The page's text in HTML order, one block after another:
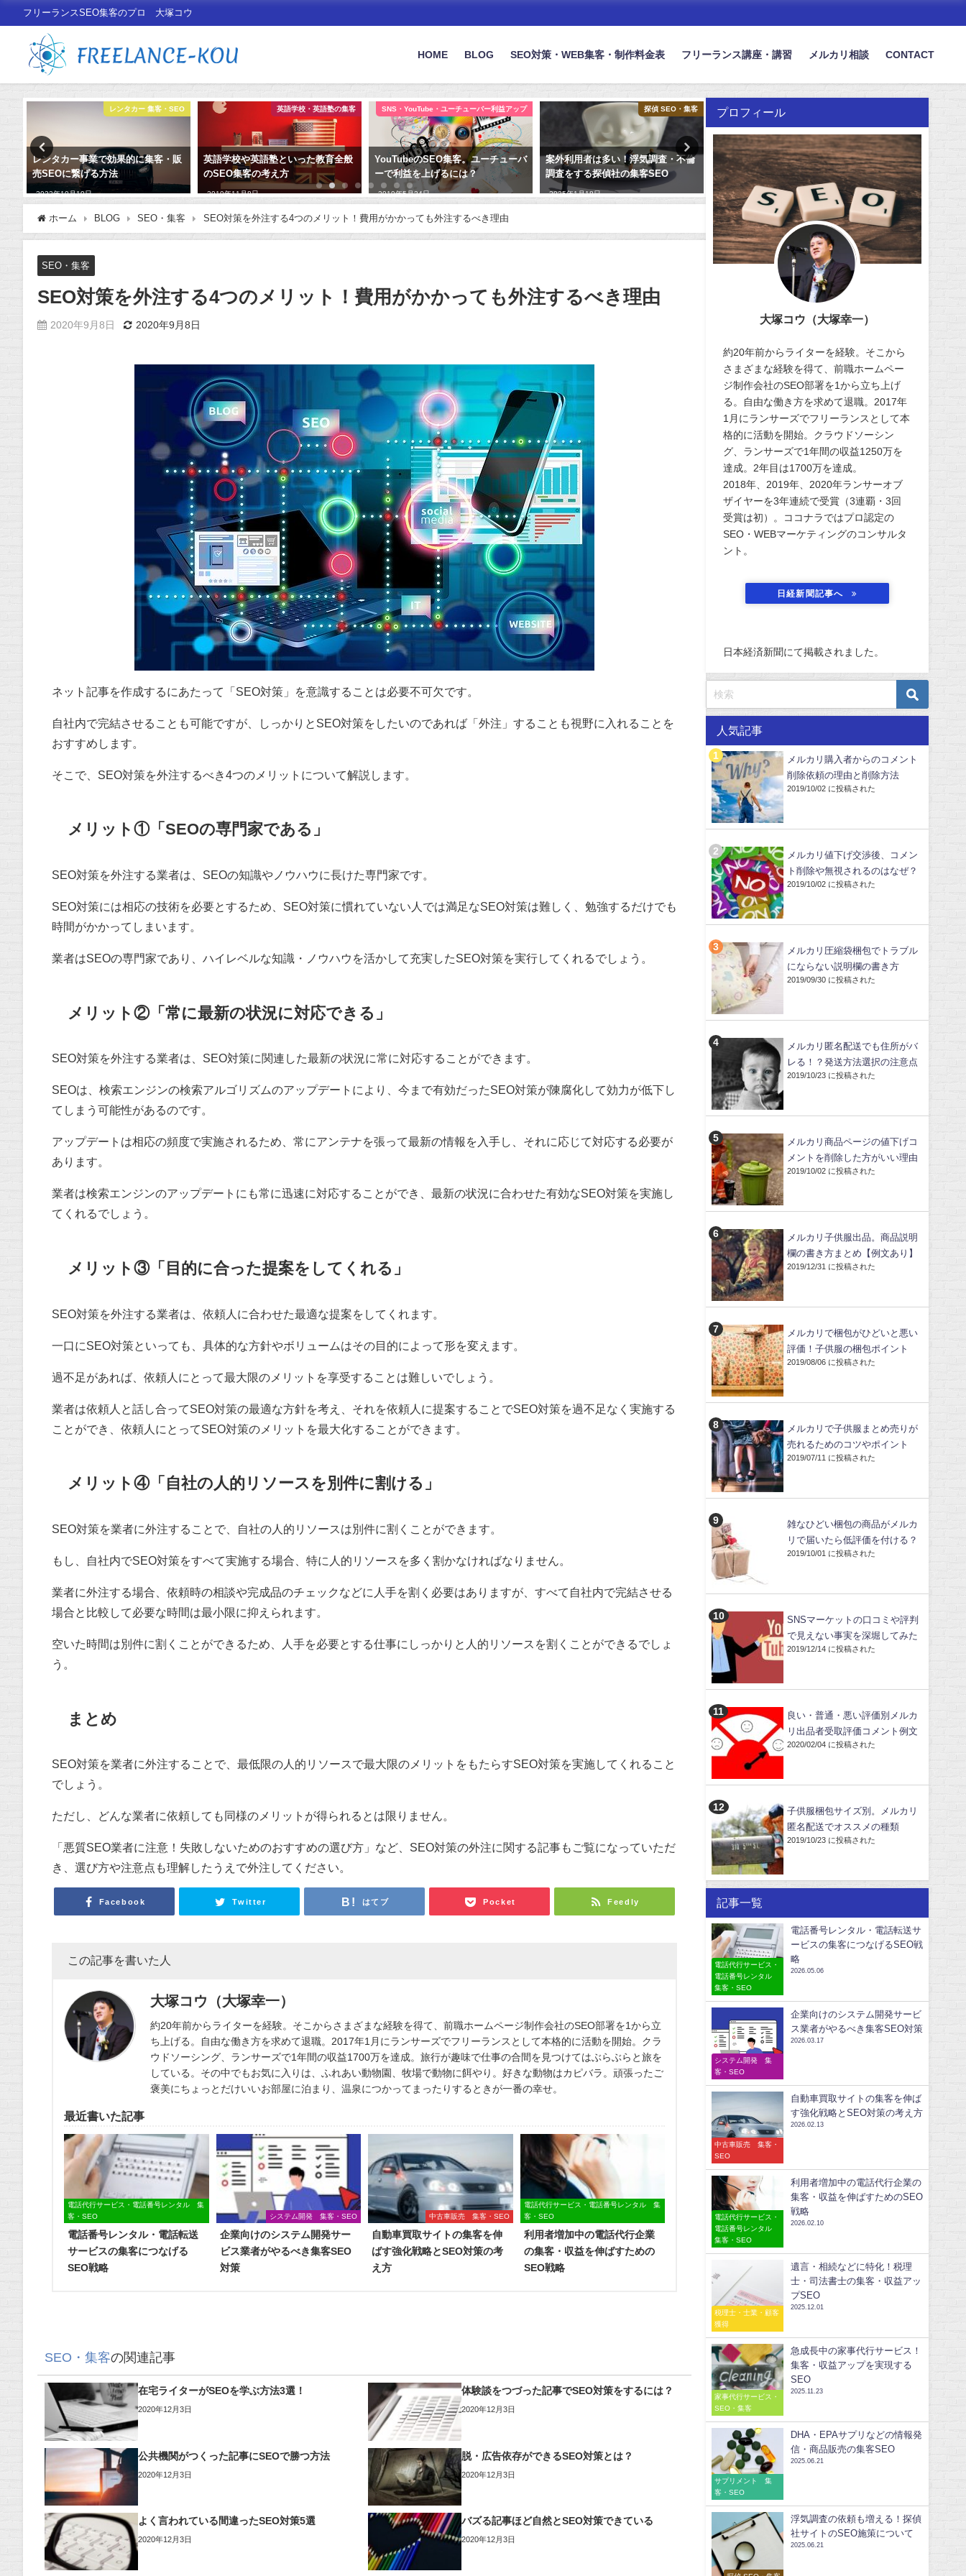
フリーランスSEO集客のプロ 大塚コウ
HOME BLOG SEO対策・WEB集客・制作料金表 フリーランス講座・講習 メルカリ相談 CONTACT
レンタカー 集客・SEO
レンタカー事業で効果的に集客・販
売SEOに繋げる方法
2022年10月10日
英語学校・英語塾の集客
英語学校や英語塾といった教育全般
のSEO集客の考え方
2019年11月8日
SNS・YouTube・ユーチューバー利益アップ
YouTubeのSEO集客。ユーチューバ
ーで利益を上げるには？
2019年5月24日
探偵 SEO・集客
案外利用者は多い！浮気調査・不倫
調査をする探偵社の集客SEO
2025年1月18日
医療機器（ブルーラジカル） 集客・SEO
あたらしいテクノロジーを販売する
医療機器の販売集客・SEO
2025年1月18日
企業成長を加速さ
グ会社の集客につ
2024年12月7日
ホーム BLOG SEO・集客 SEO対策を外注する4つのメリット！費用がかかっても外注するべき理由
SEO・集客
SEO対策を外注する4つのメリット！費用がかかっても外注するべき理由
2020年9月8日 2020年9月8日
ネット記事を作成するにあたって「SEO対策」を意識することは必要不可欠です。
自社内で完結させることも可能ですが、しっかりとSEO対策をしたいのであれば「外注」することも視野に入れることを
おすすめします。
そこで、SEO対策を外注するべき4つのメリットについて解説します。
メリット①「SEOの専門家である」
SEO対策を外注する業者は、SEOの知識やノウハウに長けた専門家です。
SEO対策には相応の技術を必要とするため、SEO対策に慣れていない人では満足なSEO対策は難しく、勉強するだけでも
時間がかかってしまいます。
業者はSEOの専門家であり、ハイレベルな知識・ノウハウを活かして充実したSEO対策を実行してくれるでしょう。
メリット②「常に最新の状況に対応できる」
SEO対策を外注する業者は、SEO対策に関連した最新の状況に常に対応することができます。
SEOは、検索エンジンの検索アルゴリズムのアップデートにより、今まで有効だったSEO対策が陳腐化して効力が低下し
てしまう可能性があるのです。
アップデートは相応の頻度で実施されるため、常にアンテナを張って最新の情報を入手し、それに応じて対応する必要が
あります。
業者は検索エンジンのアップデートにも常に迅速に対応することができ、最新の状況に合わせた有効なSEO対策を実施し
てくれるでしょう。
メリット③「目的に合った提案をしてくれる」
SEO対策を外注する業者は、依頼人に合わせた最適な提案をしてくれます。
一口にSEO対策といっても、具体的な方針やボリュームはその目的によって形を変えます。
過不足があれば、依頼人にとって最大限のメリットを享受することは難しいでしょう。
業者は依頼人と話し合ってSEO対策の最適な方針を考え、それを依頼人に提案することでSEO対策を過不足なく実施する
ことができ、依頼人にとってSEO対策のメリットを最大化することができます。
メリット④「自社の人的リソースを別件に割ける」
SEO対策を業者に外注することで、自社の人的リソースは別件に割くことができます。
もし、自社内でSEO対策をすべて実施する場合、特に人的リソースを多く割かなければなりません。
業者に外注する場合、依頼時の相談や完成品のチェックなどに人手を割く必要はありますが、すべて自社内で完結させる
場合と比較して必要な時間は最小限に抑えられます。
空いた時間は別件に割くことができるため、人手を必要とする仕事にしっかりと人的リソースを割くことができるでしょ
う。
まとめ
SEO対策を業者に外注することで、最低限の人的リソースで最大限のメリットをもたらすSEO対策を実施してくれること
でしょう。
ただし、どんな業者に依頼しても同様のメリットが得られるとは限りません。
「悪質SEO業者に注意！失敗しないためのおすすめの選び方」など、SEO対策の外注に関する記事もご覧になっていただ
き、選び方や注意点も理解したうえで外注してください。
Facebook Twitter はてブ Pocket Feedly
この記事を書いた人
大塚コウ（大塚幸一）
約20年前からライターを経験。そこからさまざまな経験を得て、前職ホームページ制作会社のSEO部署を1から立
ち上げる。自由な働き方を求めて退職。2017年1月にランサーズでフリーランスとして本格的に活動を開始。クラ
ウドソーシング、ランサーズで1年間の収益1700万を達成。旅行が趣味で仕事の合間を見つけてはぶらぶらと旅を
している。その中でもお気に入りは、ふれあい動物園、牧場で動物に餌やり。好きな動物はカピバラ。頑張ったご
褒美にちょっとだけいいお部屋に泊まり、温泉につかってまったりするときが一番の幸せ。
最近書いた記事
電話代行サービス・電話番号レンタル 集
客・SEO
電話番号レンタル・電話転送
サービスの集客につなげる
SEO戦略
システム開発 集客・SEO
企業向けのシステム開発サー
ビス業者がやるべき集客SEO
対策
中古車販売 集客・SEO
自動車買取サイトの集客を伸
ばす強化戦略とSEO対策の考
え方
電話代行サービス・電話番号レンタル 集
客・SEO
利用者増加中の電話代行企業
の集客・収益を伸ばすための
SEO戦略
SEO・集客の関連記事
在宅ライターがSEOを学ぶ方法3選！
2020年12月3日
体験談をつづった記事でSEO対策をするには？
2020年12月3日
公共機関がつくった記事にSEOで勝つ方法
2020年12月3日
脱・広告依存ができるSEO対策とは？
2020年12月3日
よく言われている間違ったSEO対策5選
2020年12月3日
バズる記事ほど自然とSEO対策できている
2020年12月3日
プロフィール
大塚コウ（大塚幸一）
約20年前からライターを経験。そこから
さまざまな経験を得て、前職ホームペー
ジ制作会社のSEO部署を1から立ち上げ
る。自由な働き方を求めて退職。2017年
1月にランサーズでフリーランスとして本
格的に活動を開始。クラウドソーシン
グ、ランサーズで1年間の収益1250万を
達成。2年目は1700万を達成。
2018年、2019年、2020年ランサーオブ
ザイヤーを3年連続で受賞（3連覇・3回
受賞は初）。ココナラではプロ認定の
SEO・WEBマーケティングのコンサルタ
ント。
日経新聞記事へ
日本経済新聞にて掲載されました。
人気記事
メルカリ購入者からのコメント
削除依頼の理由と削除方法
2019/10/02 に投稿された
メルカリ値下げ交渉後、コメン
ト削除や無視されるのはなぜ？
2019/10/02 に投稿された
メルカリ圧縮袋梱包でトラブル
にならない説明欄の書き方
2019/09/30 に投稿された
メルカリ匿名配送でも住所がバ
レる！？発送方法選択の注意点
2019/10/23 に投稿された
メルカリ商品ページの値下げコ
メントを削除した方がいい理由
2019/10/02 に投稿された
メルカリ子供服出品。商品説明
欄の書き方まとめ【例文あり】
2019/12/31 に投稿された
メルカリで梱包がひどいと悪い
評価！子供服の梱包ポイント
2019/08/06 に投稿された
メルカリで子供服まとめ売りが
売れるためのコツやポイント
2019/07/11 に投稿された
雑なひどい梱包の商品がメルカ
リで届いたら低評価を付ける？
2019/10/01 に投稿された
SNSマーケットの口コミや評判
で見えない事実を深堀してみた
2019/12/14 に投稿された
良い・普通・悪い評価別メルカ
リ出品者受取評価コメント例文
2020/02/04 に投稿された
子供服梱包サイズ別。メルカリ
匿名配送でオススメの種類
2019/10/23 に投稿された
記事一覧
電話代行サービス・
電話番号レンタル
集客・SEO
電話番号レンタル・電話転送サ
ービスの集客につなげるSEO戦
略
2026.05.06
システム開発 集
客・SEO
企業向けのシステム開発サービ
ス業者がやるべき集客SEO対策
2026.03.17
中古車販売 集客・
SEO
自動車買取サイトの集客を伸ば
す強化戦略とSEO対策の考え方
2026.02.13
電話代行サービス・
電話番号レンタル
集客・SEO
利用者増加中の電話代行企業の
集客・収益を伸ばすためのSEO
戦略
2026.02.10
税理士・士業・顧客
獲得
遺言・相続などに特化！税理
士・司法書士の集客・収益アッ
プSEO
2025.12.01
家事代行サービス・
SEO・集客
急成長中の家事代行サービス！
集客・収益アップを実現する
SEO
2025.11.23
サプリメント 集
客・SEO
DHA・EPAサプリなどの情報発
信・商品販売の集客SEO
2025.06.21
浮気調査の依頼も増える！探偵
社サイトのSEO施策について
2025.06.21